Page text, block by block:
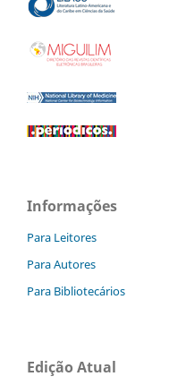
Informações
Para Leitores
Para Autores
Para Bibliotecários
Edição Atual